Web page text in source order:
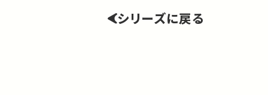
シリーズに戻る